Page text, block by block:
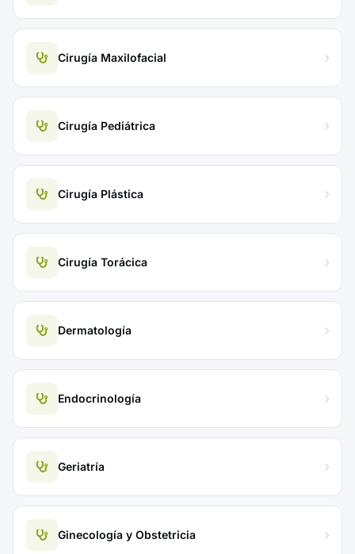
Cirugía Maxilofacial
Cirugía Pediátrica
Cirugía Plástica
Cirugía Torácica
Dermatología
Endocrinología
Geriatría
Ginecología y Obstetricia